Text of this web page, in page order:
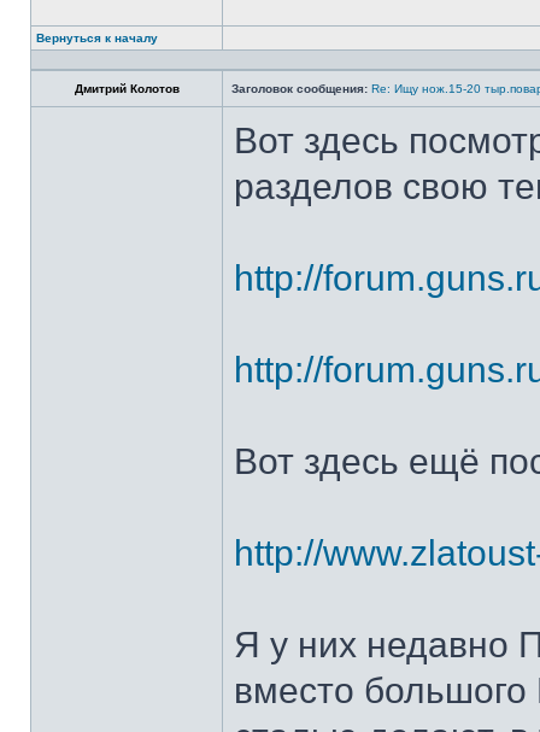
Вернуться к началу
Дмитрий Колотов Заголовок сообщения: Re: Ищу нож.15-20
Вот здесь
разделов свою
http://
http://
Вот здесь ещё
http://
Я у них недавно
вместо